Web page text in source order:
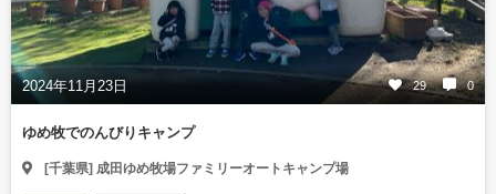
2024年11月23日 29 0
ゆめ牧でのんびりキャンプ
[千葉県] 成田ゆめ牧場ファミリーオートキャンプ場